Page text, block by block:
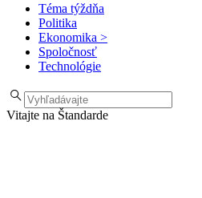
Téma týždňa
Politika
Ekonomika >
Spoločnosť
Technológie
Vitajte na Štandarde